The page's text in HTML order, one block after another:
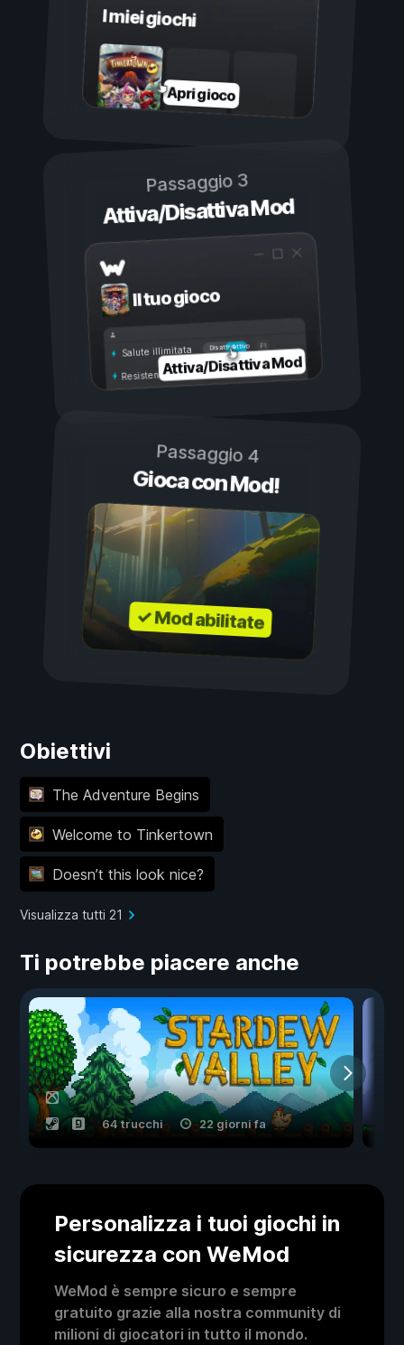
I miei giochi
Apri gioco
Passaggio 3
Attiva/Disattiva Mod
Il tuo gioco
Attivo
Disattivo
Salute illimitata
Resistenza illimitata
Attiva/Disattiva Mod
Passaggio 4
Gioca con Mod!
✓ Mod abilitate
Obiettivi
The Adventure Begins
Welcome to Tinkertown
Doesn’t this look nice?
Visualizza tutti 21
Ti potrebbe piacere anche
64 trucchi 22 giorni fa
Personalizza i tuoi giochi in
sicurezza con WeMod
WeMod è sempre sicuro e sempre
gratuito grazie alla nostra community di
milioni di giocatori in tutto il mondo.